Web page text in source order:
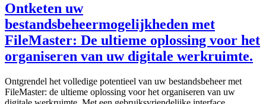
Ontketen uw
bestandsbeheermogelijkheden met
FileMaster: De ultieme oplossing voor het
organiseren van uw digitale werkruimte.
Ontgrendel het volledige potentieel van uw bestandsbeheer met
FileMaster: de ultieme oplossing voor het organiseren van uw